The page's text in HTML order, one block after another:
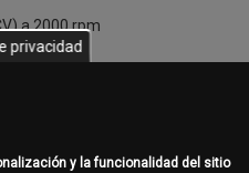
a 2000 rpm
privacidad
y la funcionalidad del sitio